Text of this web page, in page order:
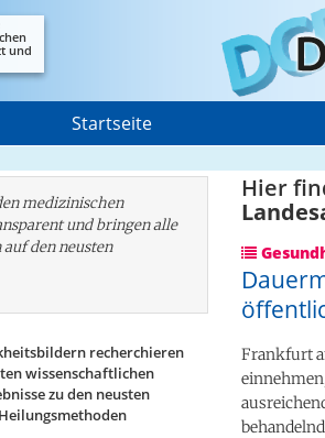
und
Startseite
medizinischen
und bringen alle
den neusten
recherchieren
wissenschaftlichen
zu den neusten
Hier
Frankfurt